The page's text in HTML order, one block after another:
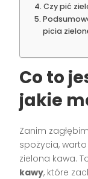
Czy pić
picia
Co to
jakie
Zanim
spożycia,
zielona kawa.
kawy, które